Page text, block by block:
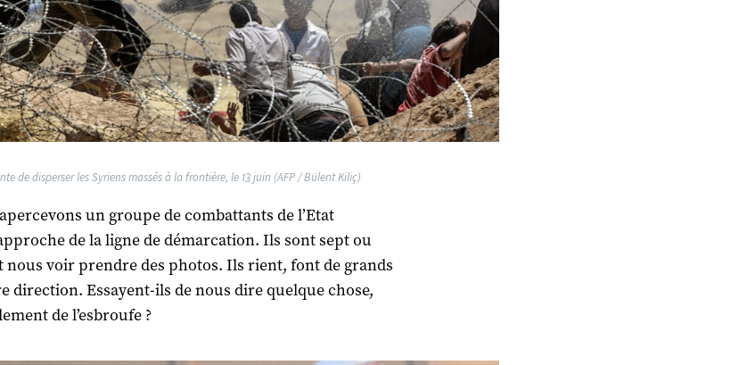
de disperser les Syriens massés à la frontière, le 13 juin (AFP / Bülent Kiliç)
un groupe de combattants de l’Etat
de la ligne de démarcation. Ils sont sept ou
voir prendre des photos. Ils rient, font de grands
direction. Essayent-ils de nous dire quelque chose,
de l’esbroufe ?